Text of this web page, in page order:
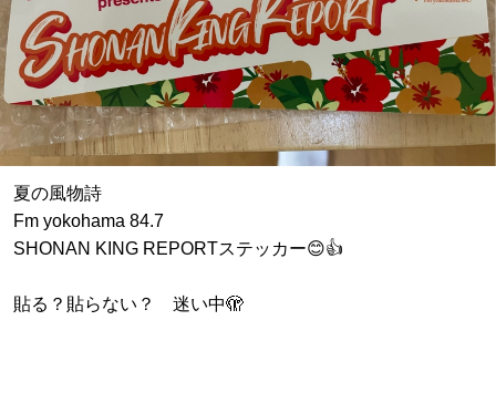
夏の風物詩
Fm yokohama 84.7
SHONAN KING REPORTステッカー😊👍
貼る？貼らない？ 迷い中🫣